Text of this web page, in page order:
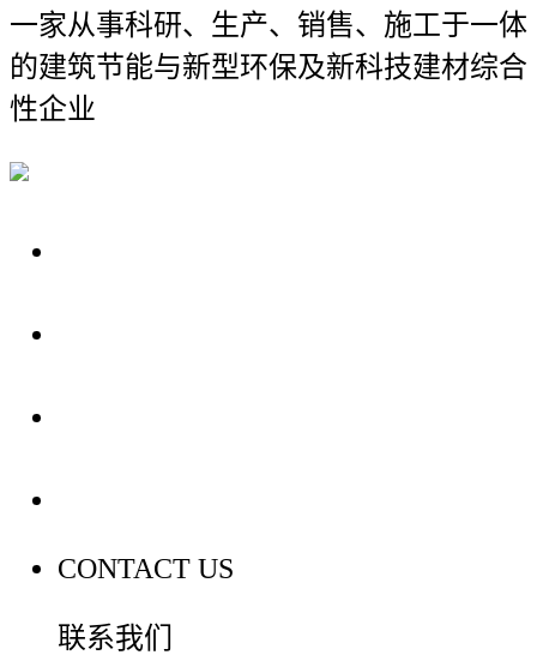
一家从事科研、生产、销售、施工于一体
的建筑节能与新型环保及新科技建材综合
性企业
CONTACT US
联系我们